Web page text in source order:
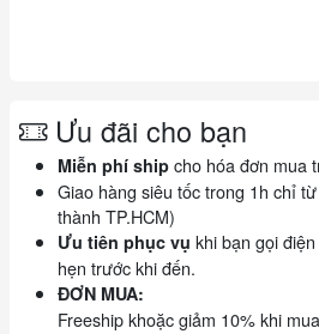
Ưu đãi cho bạn
Miễn phí ship cho hóa đơn mua
Giao hàng siêu tốc trong 1h chỉ
thành TP.HCM)
Ưu tiên phục vụ khi bạn gọi
hẹn trước khi đến.
ĐƠN MUA:
Freeship khoặc giảm 10% khi